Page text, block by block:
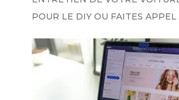
POUR LE DIY OU FAITES